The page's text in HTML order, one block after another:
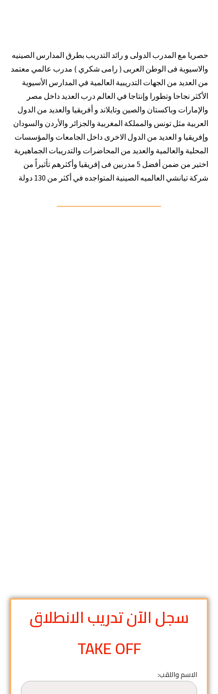
حصريا مع المدرب الدولى و رائد التدريب بطرق المدارس الصينيه
والاسيوية فى الوطن العربى ( رامى شكري ) مدرب عالمي معتمد
من العديد من الجهات التدريبية العالمية في المدارس الأسيوية
الأكثر نجاحا وتطورا وإنتاجا في العالم درب العديد داخل مصر
والإمارات وباكستان والصين وتايلاند و أفريقيا والعديد من الدول
العربية مثل تونس والمملكة المغربية والجزائر والأردن والسودان
وإفريقيا و العديد من الدول الاخرى داخل الجامعات والمؤسسات
المحلية والعالمية والعديد من المحاضرات والتدريبات الجماهيرية
اختير من ضمن أفضل 5 مدربين فى إفريقيا وأكثرهم تأثيراً من
شركة تيانشي العالميه الصينية المتواجده في أكثر من 130 دولة
سجل الآن تدريب الانطلاق
TAKE OFF
الاسم واللقب: